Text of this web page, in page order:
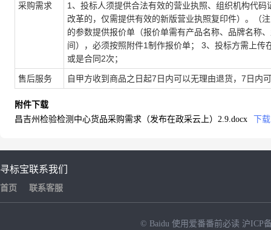
采购需求
1、投标人须提供合法有效的营业执照、组织机构代码
改革的，仅需提供有效的新版营业执照复印件）。（
的参数提供报价单（报价单需有产品名称、品牌名称
间），必须按照附件1制作报价单； 3、投标方需上
或是合同2次；
售后服务 自甲方收到商品之日起7日内可以无理由退货，7日内
附件下载
昌吉州检验检测中心货品采购需求（发布在政采云上）2.9.docx
下载
寻标宝
首页
联系我们
联系客服
© Baidu 使用爱番番前必读 沪ICP